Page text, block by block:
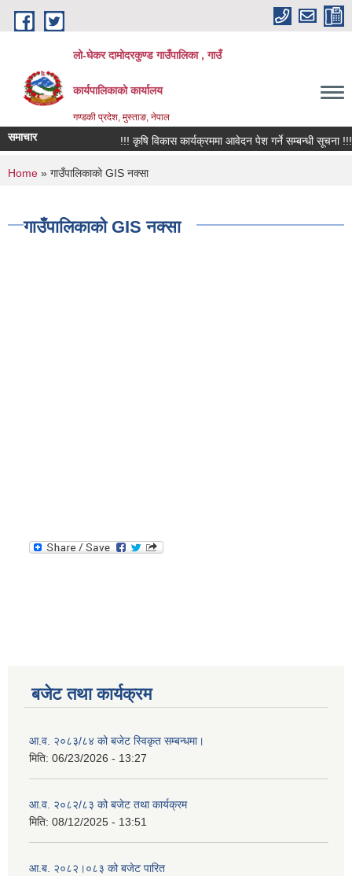
Skip to main content
लो-घेकर दामोदरकुण्ड गाउँपालिका , गाउँ
कार्यपालिकाको कार्यालय
गण्डकी प्रदेश, मुस्ताङ, नेपाल
समाचार !!! कृषि विकास कार्यक्रममा आवेदन पेश गर्ने सम्बन्धी सूचना !!!
You are here
Home » गाउँपालिकाको GIS नक्सा
गाउँपालिकाको GIS नक्सा
बजेट तथा कार्यक्रम
आ.व. २०८३/८४ को बजेट स्विकृत सम्बन्धमा।
मिति: 06/23/2026 - 13:27
आ.व. २०८२/८३ को बजेट तथा कार्यक्रम
मिति: 08/12/2025 - 13:51
आ.ब. २०८२।०८३ को बजेट पारित